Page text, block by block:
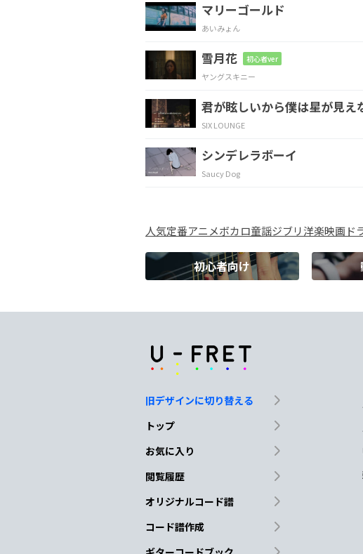
Stand by me,
If the sky
G
And the
C
mountain should
I won't cry, I won't cry
No, I
Em
won't shed a tear
Just as
C
And darling, darling,
Oh
Em
stand by me
マリーゴールド
あいみょん
雪月花 初心者ver
ヤングスキニー
君が眩しいから僕は星が見え
SIX LOUNGE
シンデレラボーイ
Saucy Dog
人気定番アニメボカロ童謡ジブリ洋楽映画ド
初心者向け
旧デザインに切り替える
トップ
お気に入り
閲覧履歴
オリジナルコード譜
コード譜作成